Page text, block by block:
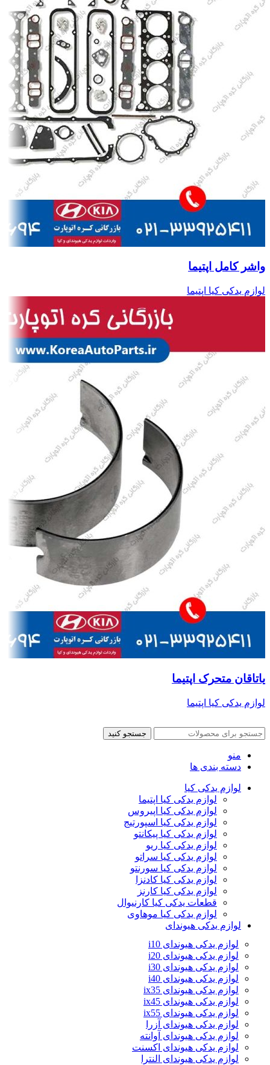
واشر کامل اپتیما
لوازم یدکی کیا اپتیما
یاتاقان متحرک اپتیما
لوازم یدکی کیا اپتیما
جستجو کنید
منو
دسته بندی ها
لوازم یدکی کیا
لوازم یدکی کیا اپتیما
لوازم یدکی کیا اپیروس
لوازم یدکی کیا اسپورتیج
لوازم یدکی کیا پیکانتو
لوازم یدکی کیا ریو
لوازم یدکی کیا سراتو
لوازم یدکی کیا سورنتو
لوازم یدکی کیا کادنزا
لوازم یدکی کیا کارنز
قطعات یدکی کیا کارنیوال
لوازم یدکی کیا موهاوی
لوازم یدکی هیوندای
لوازم یدکی هیوندای i10
لوازم یدکی هیوندای i20
لوازم یدکی هیوندای i30
لوازم یدکی هیوندای i40
لوازم یدکی هیوندای ix35
لوازم یدکی هیوندای ix45
لوازم یدکی هیوندای ix55
لوازم یدکی هیوندای آزرا
لوازم یدکی هیوندای آوانته
لوازم یدکی هیوندای اکسنت
لوازم یدکی هیوندای النترا